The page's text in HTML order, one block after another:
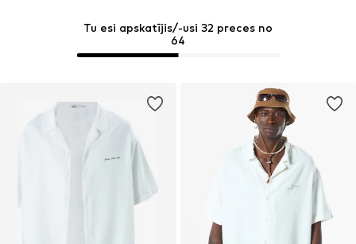
Tu esi apskatījis/-usi 32 preces no
64